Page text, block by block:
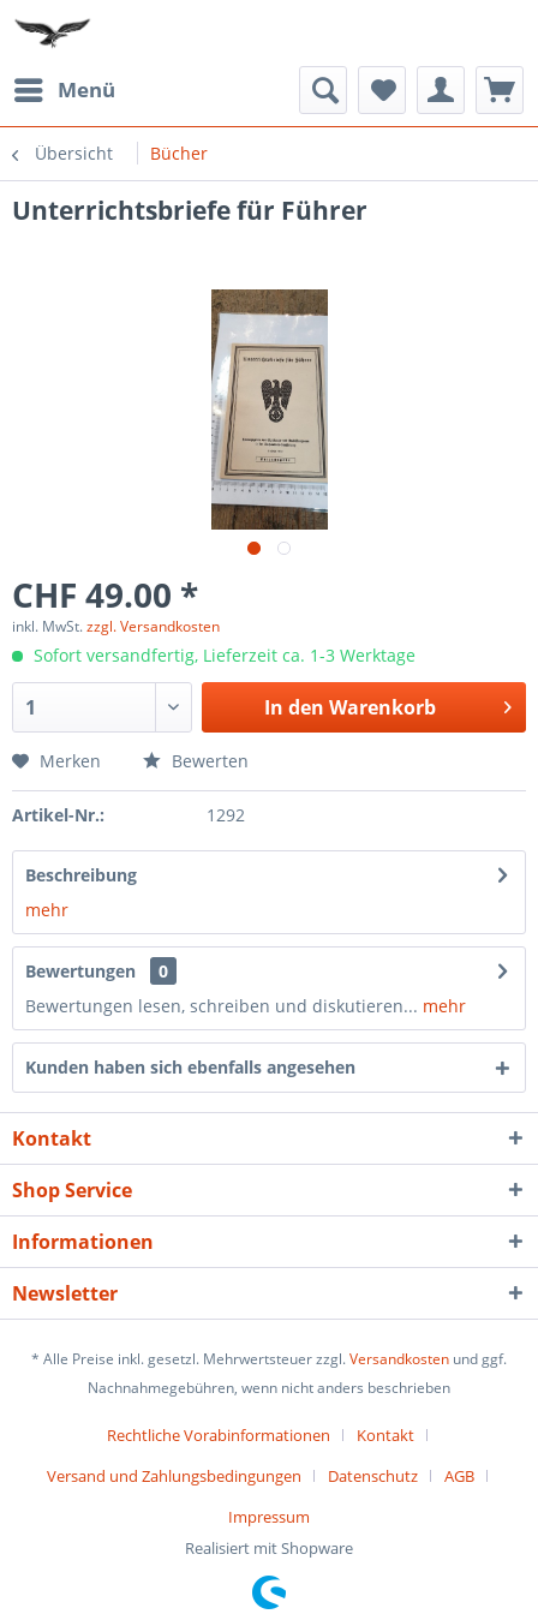
Menü
Übersicht Bücher
Unterrichtsbriefe für Führer
CHF 49.00 *
inkl. MwSt.zzgl. Versandkosten
Sofort versandfertig, Lieferzeit ca. 1-3 Werktage
In den Warenkorb
Merken Bewerten
Artikel-Nr.: 1292
Beschreibung
mehr
Bewertungen
0
Bewertungen lesen, schreiben und diskutieren... mehr
Kunden haben sich ebenfalls angesehen
Kontakt
Shop Service
Informationen
Newsletter
* Alle Preise inkl. gesetzl. Mehrwertsteuer zzgl.Versandkosten und ggf.
Nachnahmegebühren, wenn nicht anders beschrieben
Rechtliche Vorabinformationen
Kontakt
Versand und Zahlungsbedingungen
Datenschutz
AGB
Impressum
Realisiert mit Shopware